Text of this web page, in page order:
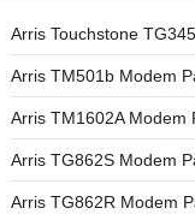
Arris Touchstone
Arris TM501b Modem
Arris TM1602A Modem
Arris TG862S Modem
Arris TG862R Modem